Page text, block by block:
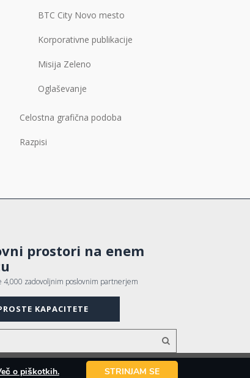
BTC City Novo mesto
Korporativne publikacije
Misija Zeleno
Oglaševanje
Celostna grafična podoba
Razpisi
prostori na enem
4,000 zadovoljnim poslovnim partnerjem
KAPACITETE
Avtorji
o piškotkih. STRINJAM SE